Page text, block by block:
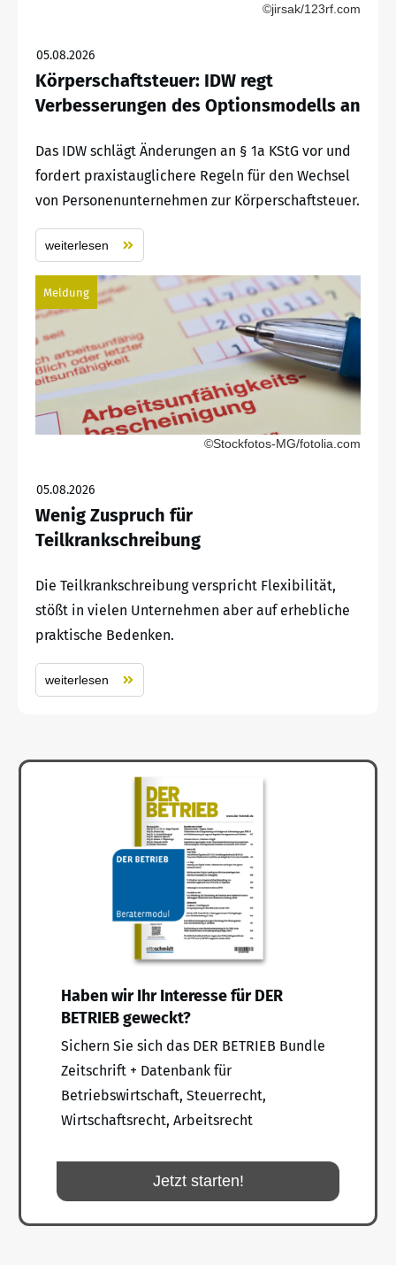
©jirsak/123rf.com
05.08.2026
Körperschaftsteuer: IDW regt
Verbesserungen des Optionsmodells an
Das IDW schlägt Änderungen an § 1a KStG vor und
fordert praxistauglichere Regeln für den Wechsel
von Personenunternehmen zur Körperschaftsteuer.
weiterlesen
Meldung
©Stockfotos-MG/fotolia.com
05.08.2026
Wenig Zuspruch für
Teilkrankschreibung
Die Teilkrankschreibung verspricht Flexibilität,
stößt in vielen Unternehmen aber auf erhebliche
praktische Bedenken.
weiterlesen
Haben wir Ihr Interesse für DER
BETRIEB geweckt?
Sichern Sie sich das DER BETRIEB Bundle
Zeitschrift + Datenbank für
Betriebswirtschaft, Steuerrecht,
Wirtschaftsrecht, Arbeitsrecht
Jetzt starten!